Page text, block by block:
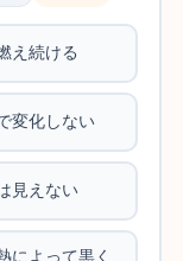
え続ける
変化しない
見えない
によって黒く